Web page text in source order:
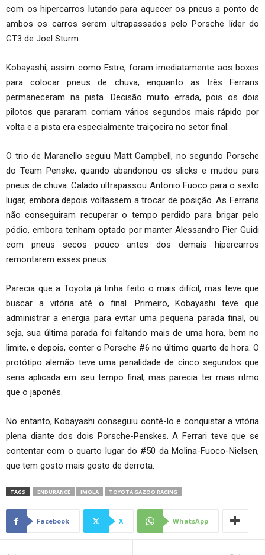
com os hipercarros lutando para aquecer os pneus a ponto de
ambos os carros serem ultrapassados ​​pelo Porsche líder do
GT3 de Joel Sturm.
Kobayashi, assim como Estre, foram imediatamente aos boxes
para colocar pneus de chuva, enquanto as três Ferraris
permaneceram na pista. Decisão muito errada, pois os dois
pilotos que pararam corriam vários segundos mais rápido por
volta e a pista era especialmente traiçoeira no setor final.
O trio de Maranello seguiu Matt Campbell, no segundo Porsche
do Team Penske, quando abandonou os slicks e mudou para
pneus de chuva. Calado ultrapassou Antonio Fuoco para o sexto
lugar, embora depois voltassem a trocar de posição. As Ferraris
não conseguiram recuperar o tempo perdido para brigar pelo
pódio, embora tenham optado por manter Alessandro Pier Guidi
com pneus secos pouco antes dos demais hipercarros
remontarem esses pneus.
Parecia que a Toyota já tinha feito o mais difícil, mas teve que
buscar a vitória até o final. Primeiro, Kobayashi teve que
administrar a energia para evitar uma pequena parada final, ou
seja, sua última parada foi faltando mais de uma hora, bem no
limite, e depois, conter o Porsche #6 no último quarto de hora. O
protótipo alemão teve uma penalidade de cinco segundos que
seria aplicada em seu tempo final, mas parecia ter mais ritmo
que o japonês.
No entanto, Kobayashi conseguiu contê-lo e conquistar a vitória
plena diante dos dois Porsche-Penskes. A Ferrari teve que se
contentar com o quarto lugar do #50 da Molina-Fuoco-Nielsen,
que tem gosto mais gosto de derrota.
TAGS ENDURANCE IMOLA TOYOTA GAZOO RACING
Facebook X WhatsApp